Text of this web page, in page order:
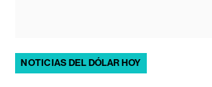
NOTICIAS DEL DÓLAR HOY